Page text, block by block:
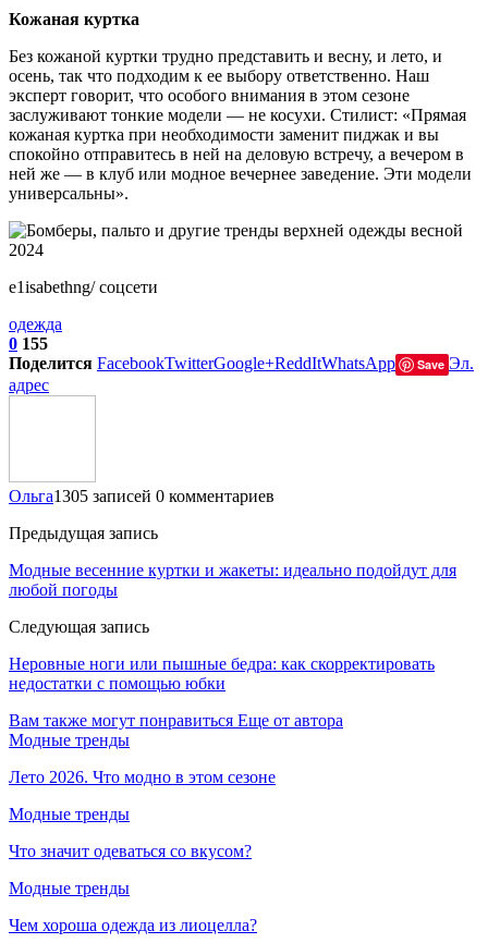
Кожаная куртка
Без кожаной куртки трудно представить и весну, и лето, и
осень, так что подходим к ее выбору ответственно. Наш
эксперт говорит, что особого внимания в этом сезоне
заслуживают тонкие модели — не косухи. Стилист: «Прямая
кожаная куртка при необходимости заменит пиджак и вы
спокойно отправитесь в ней на деловую встречу, а вечером в
ней же — в клуб или модное вечернее заведение. Эти модели
универсальны».
e1isabethng/ соцсети
одежда
0 155
Поделится FacebookTwitterGoogle+ReddItWhatsApp Save Эл.
адрес
Ольга1305 записей 0 комментариев
Предыдущая запись
Модные весенние куртки и жакеты: идеально подойдут для
любой погоды
Следующая запись
Неровные ноги или пышные бедра: как скорректировать
недостатки с помощью юбки
Вам также могут понравиться Еще от автора
Модные тренды
Лето 2026. Что модно в этом сезоне
Модные тренды
Что значит одеваться со вкусом?
Модные тренды
Чем хороша одежда из лиоцелла?